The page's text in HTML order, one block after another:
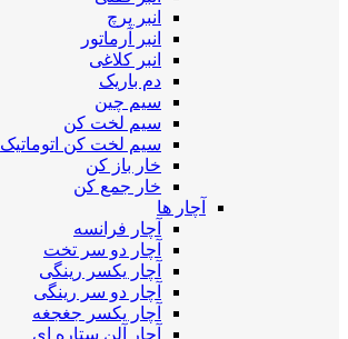
انبر پرچ
انبر آرماتور
انبر کلاغی
دم باریک
سیم چین
سیم لخت کن
سیم لخت کن اتوماتیک
خار باز کن
خار جمع کن
آچار ها
آچار فرانسه
آچار دو سر تخت
آچار یکسر رینگی
آچار دو سر رینگی
آچار یکسر جغجغه
آچار آلن ستاره ای